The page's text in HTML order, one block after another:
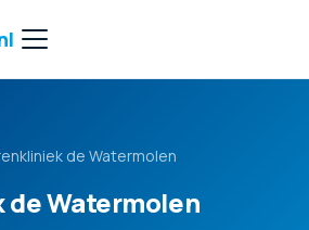
de Watermolen
de Watermolen